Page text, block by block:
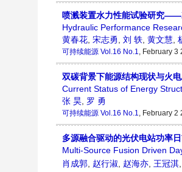
喷溅装置水力性能试验研究
Hydraulic Performance
黄春花 宋志勇 刘 轶 黄文慧
可持续能源 Vol.16 No.1, February 3
双碳背景下能源结构现状与火
Current Status of Energy
张 昊 罗 勇
可持续能源 Vol.16 No.1, February 2
多源融合驱动的光伏电站功率
Multi-Source Fusion Driven
肖成郭 赵行淑 赵海亦 王冠淇